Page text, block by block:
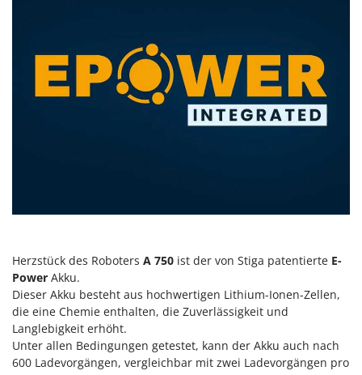
Schnitzer
Seven Italy
Sirman
Smartwood
Smeg
Snapper
Solidur
Spice Electronics
Herzstück des Roboters A 750 ist der von Stiga patentierte E-
Power Akku.
Dieser Akku besteht aus hochwertigen Lithium-Ionen-Zellen,
die eine Chemie enthalten, die Zuverlässigkeit und
Langlebigkeit erhöht.
Unter allen Bedingungen getestet, kann der Akku auch nach
600 Ladevorgängen, vergleichbar mit zwei Ladevorgängen pro